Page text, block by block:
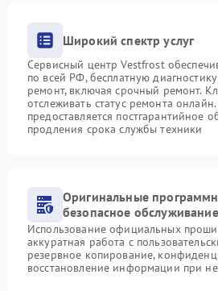
Широкий спектр услуг
Сервисный центр Vestfrost
по всей РФ, бесплатную
ремонт, включая срочный ремонт.
отслеживать статус ремонта
предоставляется постгарантийное
продления срока службы техники
Оригинальные
безопасное
Использование официальных
аккуратная работа с
резервное копирование,
восстановление информации при